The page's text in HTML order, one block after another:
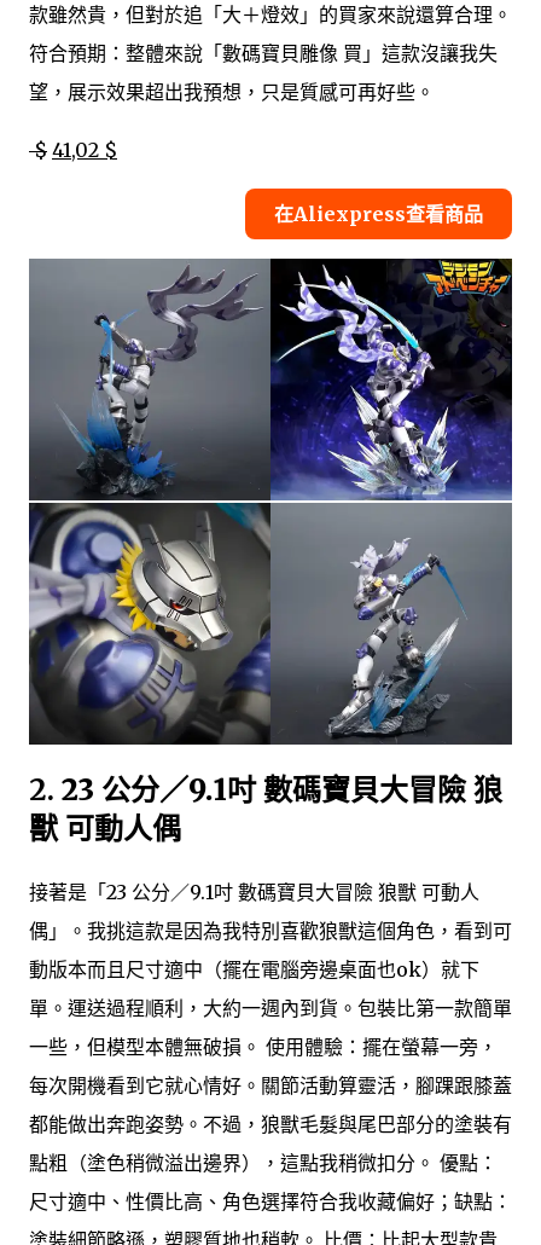
款雖然貴，但對於追「大＋燈效」的買家來說還算合理。
符合預期：整體來說「數碼寶貝雕像 買」這款沒讓我失
望，展示效果超出我預想，只是質感可再好些。
$ 41,02 $
在Aliexpress查看商品
2. 23 公分／9.1吋 數碼寶貝大冒險 狼
獸 可動人偶
接著是「23 公分／9.1吋 數碼寶貝大冒險 狼獸 可動人
偶」。我挑這款是因為我特別喜歡狼獸這個角色，看到可
動版本而且尺寸適中（擺在電腦旁邊桌面也ok）就下
單。運送過程順利，大約一週內到貨。包裝比第一款簡單
一些，但模型本體無破損。 使用體驗：擺在螢幕一旁，
每次開機看到它就心情好。關節活動算靈活，腳踝跟膝蓋
都能做出奔跑姿勢。不過，狼獸毛髮與尾巴部分的塗裝有
點粗（塗色稍微溢出邊界），這點我稍微扣分。 優點：
尺寸適中、性價比高、角色選擇符合我收藏偏好；缺點：
塗裝細節略遜，塑膠質地也稍軟。 比價：比起大型款貴